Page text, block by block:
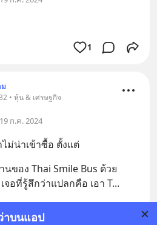
1
• หุ้น & เศรษฐกิจ
ก.ค. 2024
ม่น่าเข้าซื้อ ตั้งแต่
ของ Thai Smile Bus ด้วย
อที่รู้สึกว่าแปลกคือ เอา T...
าบนแอป